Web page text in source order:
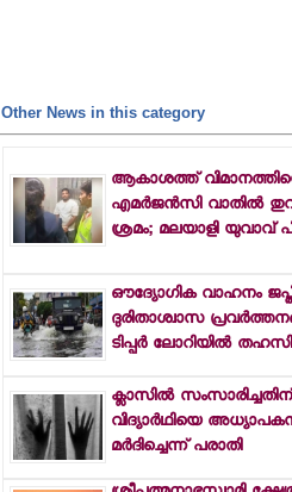
Other News in this category
ആകാശത്ത്
എമര്‍ജന്‍സി വാതില്‍
ശ്രമം; മലയാളി യുവാവ്
ഔദ്യോഗിക വാഹനം
ദുരിതാശ്വാസ
ടിപ്പര്‍ ലോറിയില്‍
ക്ലാസില്‍ സംസാരിച്ചതിന്
വിദ്യാര്‍ഥിയെ
മര്‍ദിച്ചെന്ന് പരാതി